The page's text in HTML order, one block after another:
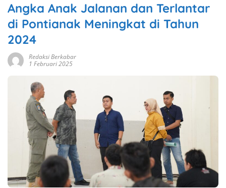
Angka Anak Jalanan dan Terlantar
di Pontianak Meningkat di Tahun
2024
Redaksi Berkabar
1 Februari 2025